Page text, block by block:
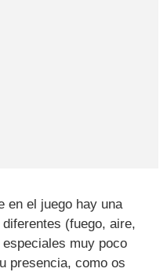
en el juego hay una
(fuego, aire,
muy poco
presencia, como os